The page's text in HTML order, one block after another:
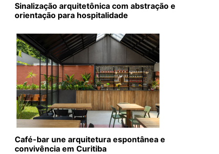
Sinalização arquitetônica com abstração e
orientação para hospitalidade
Café-bar une arquitetura espontânea e
convivência em Curitiba